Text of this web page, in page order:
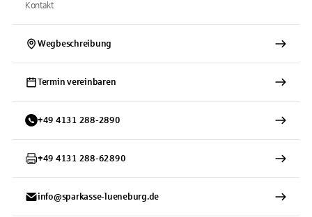
Kontakt
Wegbeschreibung
Termin vereinbaren
+49 4131 288-2890
+49 4131 288-62890
info@sparkasse-lueneburg.de